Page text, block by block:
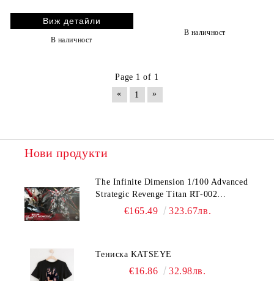
Виж детайли
В наличност
В наличност
Page 1 of 1
«
1 »
Нови продукти
The Infinite Dimension 1/100 Advanced
Strategic Revenge Titan RT-002
Nemesis€165.49 323.67лв.
Тениска KATSEYE
€16.86 32.98лв.